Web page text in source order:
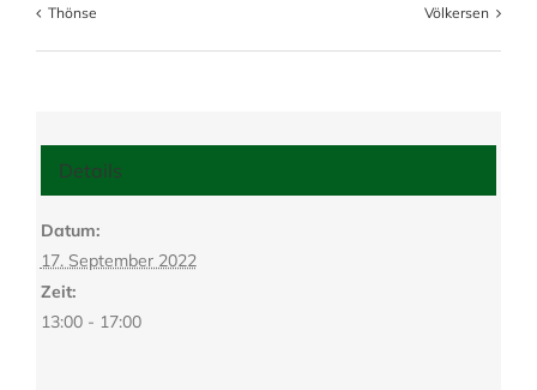
Thönse Völkersen
Details
Datum:
17. September 2022
Zeit:
13:00 - 17:00